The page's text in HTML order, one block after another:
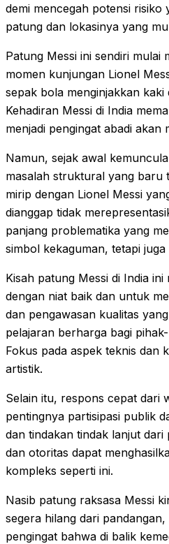
demi mencegah potensi risiko
patung dan lokasinya yang
Patung Messi ini sendiri
momen kunjungan Lionel
sepak bola menginjakkan
Kehadiran Messi di India
menjadi pengingat abadi akan
Namun, sejak awal
masalah struktural yang baru
mirip dengan Lionel Messi
dianggap tidak
panjang problematika yang
simbol kekaguman, tetapi
Kisah patung Messi di India
dengan niat baik dan untuk
dan pengawasan kualitas
pelajaran berharga bagi
Fokus pada aspek teknis dan
artistik.
Selain itu, respons cepat dari
pentingnya partisipasi publik
dan tindakan tindak lanjut
dan otoritas dapat
kompleks seperti ini.
Nasib patung raksasa Messi
segera hilang dari
pengingat bahwa di balik